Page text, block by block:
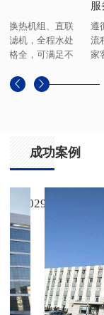
遵循“质量为本，用户
流程服务，建立客户
家客户口碑称赞。选
029-88625368
成功案例